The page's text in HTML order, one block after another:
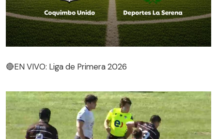
🔴EN VIVO: Liga de Primera 2026